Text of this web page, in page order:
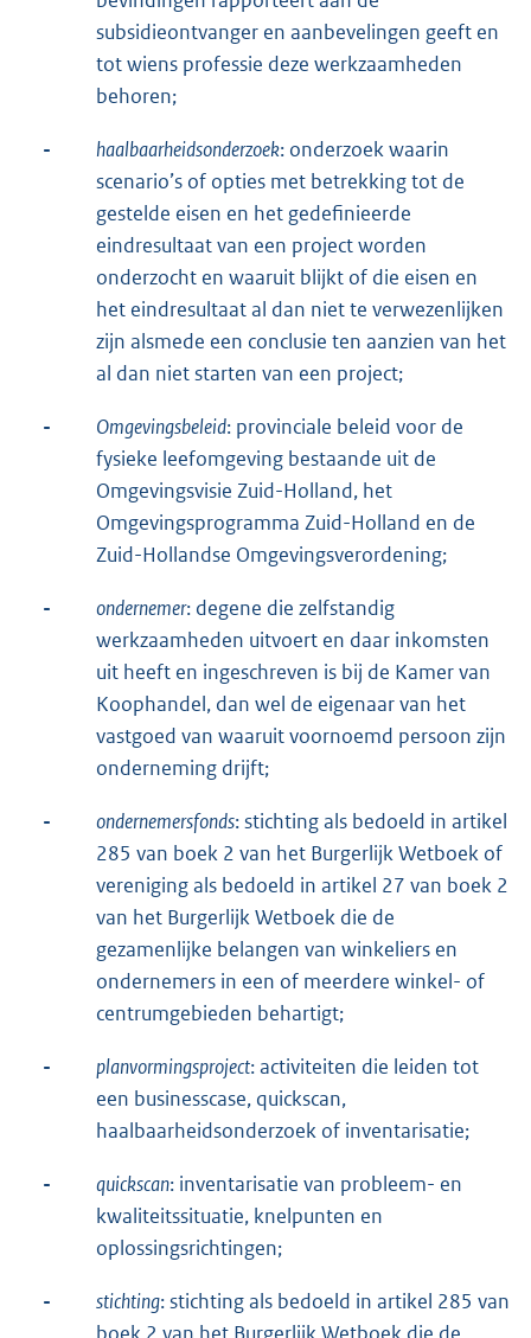
subsidieontvanger en aanbevelingen geeft en
tot wiens professie deze werkzaamheden
behoren;
- haalbaarheidsonderzoek: onderzoek waarin
scenario’s of opties met betrekking tot de
gestelde eisen en het gedefinieerde
eindresultaat van een project worden
onderzocht en waaruit blijkt of die eisen en
het eindresultaat al dan niet te verwezenlijken
zijn alsmede een conclusie ten aanzien van het
al dan niet starten van een project;
- Omgevingsbeleid: provinciale beleid voor de
fysieke leefomgeving bestaande uit de
Omgevingsvisie Zuid-Holland, het
Omgevingsprogramma Zuid-Holland en de
Zuid-Hollandse Omgevingsverordening;
- ondernemer: degene die zelfstandig
werkzaamheden uitvoert en daar inkomsten
uit heeft en ingeschreven is bij de Kamer van
Koophandel, dan wel de eigenaar van het
vastgoed van waaruit voornoemd persoon zijn
onderneming drijft;
- ondernemersfonds: stichting als bedoeld in artikel
285 van boek 2 van het Burgerlijk Wetboek of
vereniging als bedoeld in artikel 27 van boek 2
van het Burgerlijk Wetboek die de
gezamenlijke belangen van winkeliers en
ondernemers in een of meerdere winkel- of
centrumgebieden behartigt;
- planvormingsproject: activiteiten die leiden tot
een businesscase, quickscan,
haalbaarheidsonderzoek of inventarisatie;
- quickscan: inventarisatie van probleem- en
kwaliteitssituatie, knelpunten en
oplossingsrichtingen;
- stichting: stichting als bedoeld in artikel 285 van